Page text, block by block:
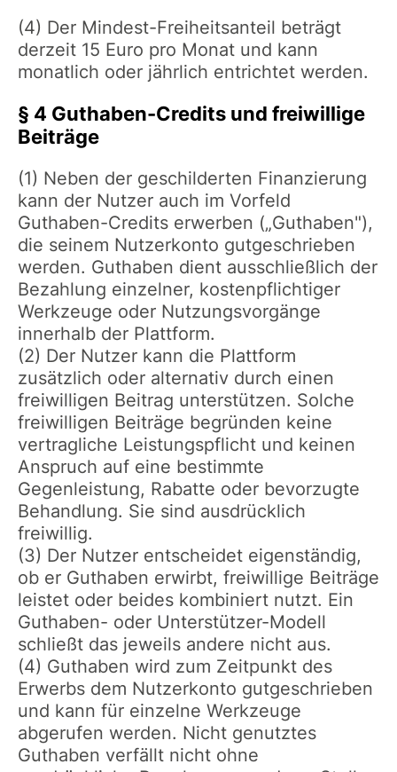
(4) Der Mindest-Freiheitsanteil beträgt
derzeit 15 Euro pro Monat und kann
monatlich oder jährlich entrichtet werden.
§ 4 Guthaben-Credits und freiwillige
Beiträge
(1) Neben der geschilderten Finanzierung
kann der Nutzer auch im Vorfeld
Guthaben-Credits erwerben („Guthaben"),
die seinem Nutzerkonto gutgeschrieben
werden. Guthaben dient ausschließlich der
Bezahlung einzelner, kostenpflichtiger
Werkzeuge oder Nutzungsvorgänge
innerhalb der Plattform.
(2) Der Nutzer kann die Plattform
zusätzlich oder alternativ durch einen
freiwilligen Beitrag unterstützen. Solche
freiwilligen Beiträge begründen keine
vertragliche Leistungspflicht und keinen
Anspruch auf eine bestimmte
Gegenleistung, Rabatte oder bevorzugte
Behandlung. Sie sind ausdrücklich
freiwillig.
(3) Der Nutzer entscheidet eigenständig,
ob er Guthaben erwirbt, freiwillige Beiträge
leistet oder beides kombiniert nutzt. Ein
Guthaben- oder Unterstützer-Modell
schließt das jeweils andere nicht aus.
(4) Guthaben wird zum Zeitpunkt des
Erwerbs dem Nutzerkonto gutgeschrieben
und kann für einzelne Werkzeuge
abgerufen werden. Nicht genutztes
Guthaben verfällt nicht ohne